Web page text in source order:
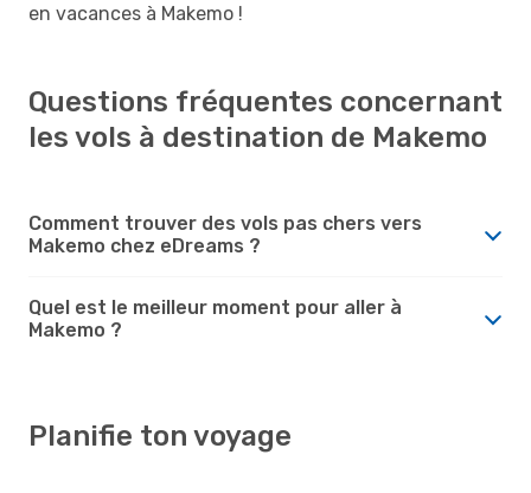
en vacances à Makemo !
Questions fréquentes concernant
les vols à destination de Makemo
Comment trouver des vols pas chers vers
Makemo chez eDreams ?
Quel est le meilleur moment pour aller à
Makemo ?
Planifie ton voyage